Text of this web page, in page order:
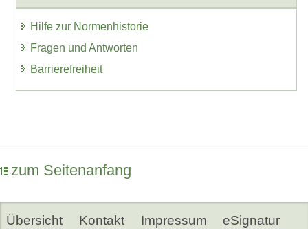
Hilfe zur Normenhistorie
Fragen und Antworten
Barrierefreiheit
zum Seitenanfang
Übersicht Kontakt Impressum eSignatur